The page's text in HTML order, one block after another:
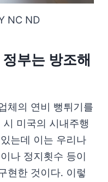
NC ND
부는 방조해
체의 연비 뻥튀기를
미국의 시내주행
는데 이는 우리나
나 정지횟수 등이
현한 것이다. 이렇